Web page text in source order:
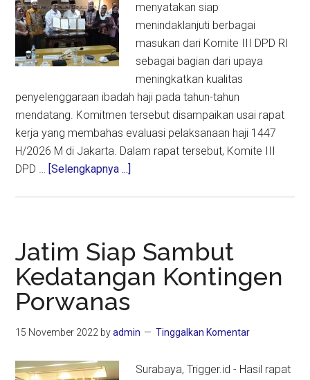
menyatakan siap
menindaklanjuti berbagai
masukan dari Komite III DPD RI
sebagai bagian dari upaya
meningkatkan kualitas
penyelenggaraan ibadah haji pada tahun-tahun
mendatang. Komitmen tersebut disampaikan usai rapat
kerja yang membahas evaluasi pelaksanaan haji 1447
H/2026 M di Jakarta. Dalam rapat tersebut, Komite III
DPD … [Selengkapnya ...]
Haji
2026,
Kemenhaj
Tata
Jatim Siap Sambut
Kedatangan Kontingen
Porwanas
15 November 2022 byadmin Tinggalkan Komentar
Surabaya, Trigger.id - Hasil rapat